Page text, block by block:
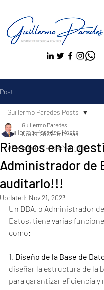
Post
Guillermo Paredes Posts
#Personas FelicesYseguras
Guillermo Paredes Posts
Riesgos en la
Administrador de
auditarlo!!!
Guillermo Paredes
Nov 19, 20234 min read
Updated: Nov 21, 2023
Un DBA, o Administrador
Datos, tiene varias
como:
1. Diseño de la Base de
diseñar la estructura de la
para garantizar eficiencia y